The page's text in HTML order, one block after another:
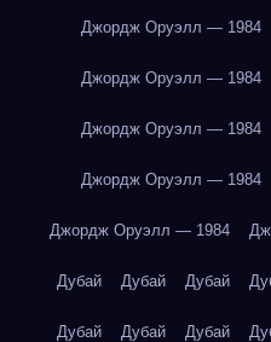
Джордж Оруэлл — 1984
Джордж Оруэлл — 1984
Джордж Оруэлл — 1984
Джордж Оруэлл — 1984
Джордж Оруэлл — 1984
Дубай Дубай Дубай
Дубай Дубай Дубай